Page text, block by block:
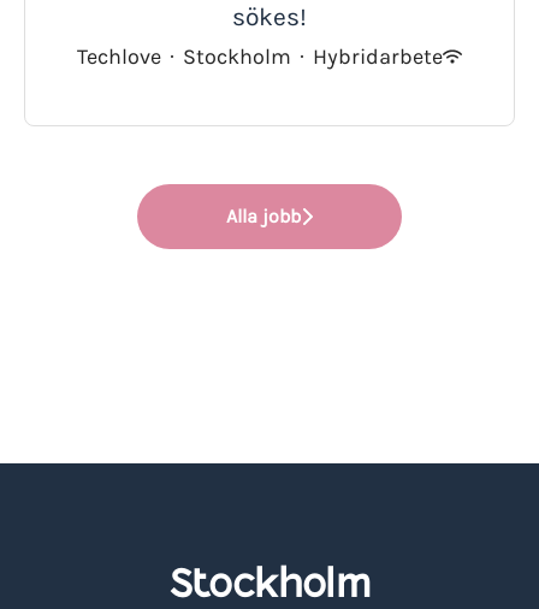
sökes!
Techlove · Stockholm · Hybridarbete
Alla jobb
Stockholm